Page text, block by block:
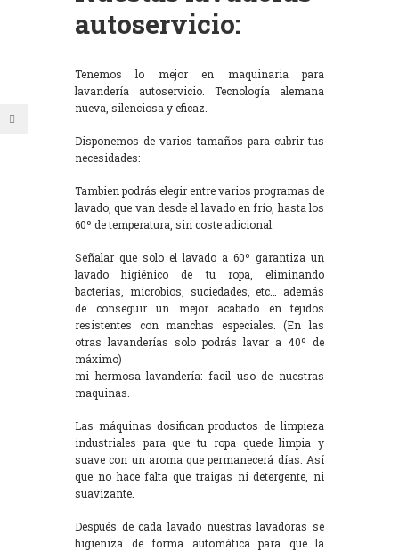
autoservicio:
Tenemos lo mejor en maquinaria para
lavandería autoservicio. Tecnología alemana
nueva, silenciosa y eficaz.
Disponemos de varios tamaños para cubrir tus
necesidades:
Tambien podrás elegir entre varios programas de
lavado, que van desde el lavado en frío, hasta los
60º de temperatura, sin coste adicional.
Señalar que solo el lavado a 60º garantiza un
lavado higiénico de tu ropa, eliminando
bacterias, microbios, suciedades, etc… además
de conseguir un mejor acabado en tejidos
resistentes con manchas especiales. (En las
otras lavanderías solo podrás lavar a 40º de
máximo)
mi hermosa lavandería: facil uso de nuestras
maquinas.
Las máquinas dosifican productos de limpieza
industriales para que tu ropa quede limpia y
suave con un aroma que permanecerá días. Así
que no hace falta que traigas ni detergente, ni
suavizante.
Después de cada lavado nuestras lavadoras se
higieniza de forma automática para que la